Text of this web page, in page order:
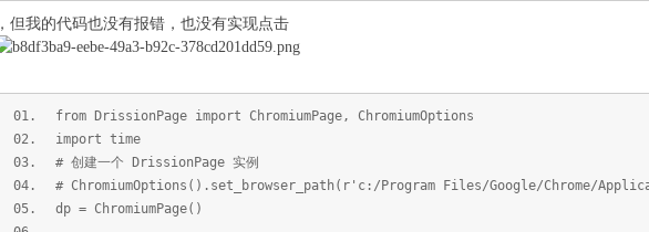
，但我的代码也没有报错，也没有实现点击
from DrissionPage import ChromiumPage, ChromiumOptions
import time
# 创建一个 DrissionPage 实例
# ChromiumOptions().set_browser_path(r'c:/Program Files/Google/Chrome/
dp = ChromiumPage()